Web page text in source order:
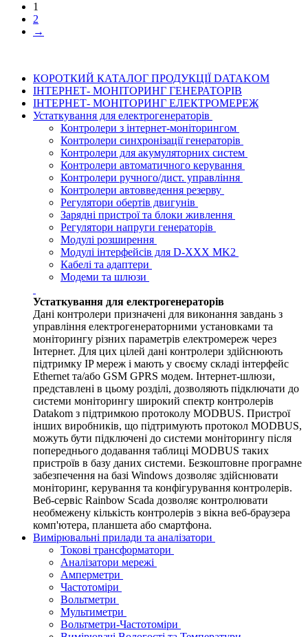
1
2
→
КОРОТКИЙ КАТАЛОГ ПРОДУКЦІЇ DATAKOM
ІНТЕРНЕТ- МОНІТОРИНГ ГЕНЕРАТОРІВ
ІНТЕРНЕТ- МОНІТОРИНГ ЕЛЕКТРОМЕРЕЖ
Устаткування для електрогенераторів
Контролери з інтернет-моніторингом
Контролери синхронізації генераторів
Контролери для акумуляторних систем
Контролери автоматичного керування
Контролери ручного/дист. управління
Контролери автовведення резерву
Регулятори обертів двигунів
Зарядні пристрої та блоки живлення
Регулятори напруги генераторів
Модулі розширення
Модулі інтерфейсів для D-XXX MK2
Кабелі та адаптери
Модеми та шлюзи
Устаткування для електрогенераторів
Дані контролери призначені для виконання завдань з
управління електрогенераторними установками та
моніторингу різних параметрів електромереж через
Інтернет. Для цих цілей дані контролери здійснюють
підтримку IP мереж і мають у своєму складі інтерфейс
Ethernet та/або GSM GPRS модем. Інтернет-шлюзи,
представлені в цьому розділі, дозволяють підключати до
системи моніторингу широкий спектр контролерів
Datakom з підтримкою протоколу MODBUS. Пристрої
інших виробників, що підтримують протокол MODBUS,
можуть бути підключені до системи моніторингу після
попереднього додавання таблиці MODBUS таких
пристроїв в базу даних системи. Безкоштовне програмне
забезпечення на базі Windows дозволяє здійснювати
моніторинг, керування та конфігурування контролерів.
Веб-сервіс Rainbow Scada дозволяє контролювати
необмежену кількість контролерів з вікна веб-браузера
комп'ютера, планшета або смартфона.
Вимірювальні прилади та аналізатори
Токові трансформатори
Аналізатори мережі
Амперметри
Частотоміри
Вольтметри
Мультиметри
Вольтметри-Частотоміри